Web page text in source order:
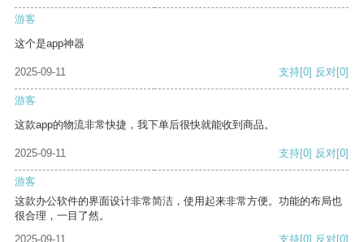
游客
这个是app神器
2025-09-11 支持[0] 反对[0]
游客
这款app的物流非常快捷，我下单后很快就能收到商品。
2025-09-11 支持[0] 反对[0]
游客
这款办公软件的界面设计非常简洁，使用起来非常方便。功能的布局也
很合理，一目了然。
2025-09-11
支持[0] 反对[0]